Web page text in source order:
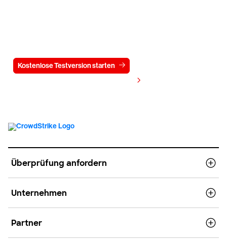
Kostenlose Testversion starten
Überprüfung anfordern
Unternehmen
Partner